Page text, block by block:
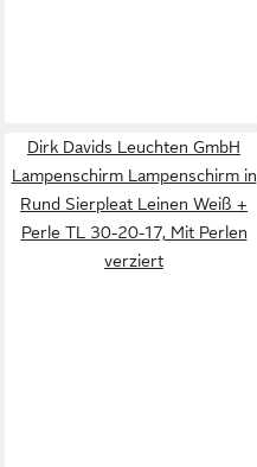
Dirk Davids Leuchten GmbH
Lampenschirm Lampenschirm in
Rund Sierpleat Leinen Weiß +
Perle TL 30-20-17, Mit Perlen
verziert